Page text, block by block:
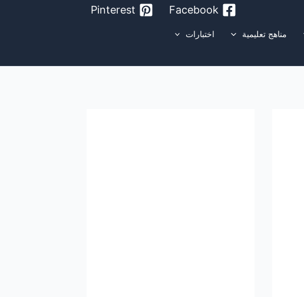
Facebook
Pinterest
مناهج تعليمية
اختبارات